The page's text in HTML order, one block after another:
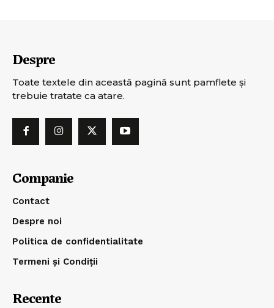
Despre
Toate textele din această pagină sunt pamflete şi
trebuie tratate ca atare.
Companie
Contact
Despre noi
Politica de confidentialitate
Termeni și Condiții
Recente